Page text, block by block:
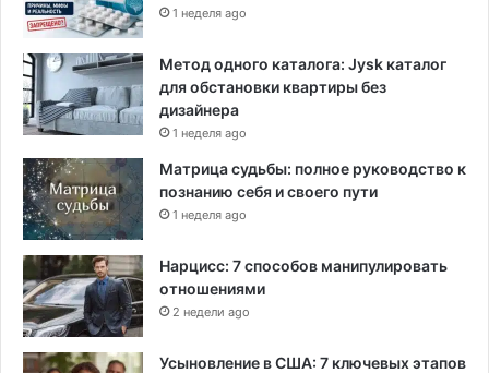
1 неделя ago
Метод одного каталога: Jysk каталог
для обстановки квартиры без
дизайнера
1 неделя ago
Матрица судьбы: полное руководство к
познанию себя и своего пути
1 неделя ago
Нарцисс: 7 способов манипулировать
отношениями
2 недели ago
Усыновление в США: 7 ключевых этапов